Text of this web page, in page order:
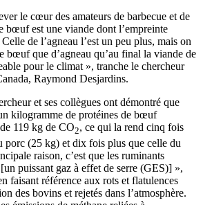
le cœur des amateurs de barbecue et de
bœuf est une viande dont l’empreinte
de l’agneau l’est un peu plus, mais on
bœuf que d’agneau qu’au final la viande de
pour le climat », tranche le chercheur
Raymond Desjardins.
et ses collègues ont démontré que
kilogramme de protéines de bœuf
119 kg de CO2, ce qui la rend cinq fois
porc (25 kg) et dix fois plus que celle du
raison, c’est que les ruminants
puissant gaz à effet de serre (GES)] »,
faisant référence aux rots et flatulences
des bovins et rejetés dans l’atmosphère.